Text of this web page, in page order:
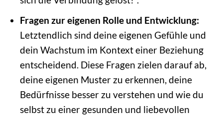
Fragen zur eigenen Rolle und Entwicklung:
Letztendlich sind deine eigenen Gefühle und
dein Wachstum im Kontext einer Beziehung
entscheidend. Diese Fragen zielen darauf ab,
deine eigenen Muster zu erkennen, deine
Bedürfnisse besser zu verstehen und wie du
selbst zu einer gesunden und liebevollen